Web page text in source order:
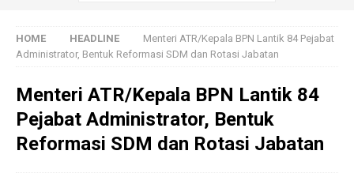
HOME HEADLINE
Menteri ATR/Kepala BPN Lantik 84 Pejabat
Administrator, Bentuk Reformasi SDM dan Rotasi Jabatan
Menteri ATR/Kepala BPN Lantik 84
Pejabat Administrator, Bentuk
Reformasi SDM dan Rotasi Jabatan